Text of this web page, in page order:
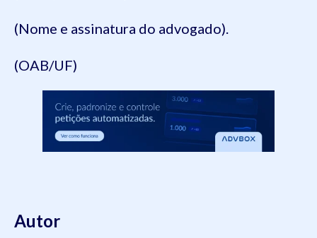
(Nome e assinatura do advogado).
(OAB/UF)
Autor